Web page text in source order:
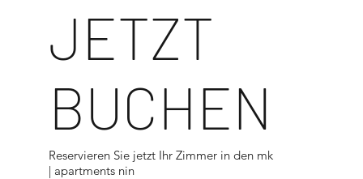
JETZT
BUCHEN
Reservieren Sie jetzt Ihr Zimmer in den mk
| apartments nin